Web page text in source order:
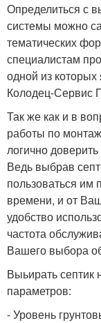
Определиться с
системы можно
тематических
специалистам
одной из
Колодец-Сервис
Так же как и в
работы по
логично
Ведь выбрав
пользоваться им
времени, и от
удобство
частота
Вашего выбора
Выьирать септик
параметров:
- Уровень